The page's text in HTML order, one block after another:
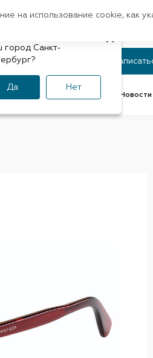
Петербург Быстрая
Статус заказа
Новости
город Санкт-
Да Нет
на использование cookie, как